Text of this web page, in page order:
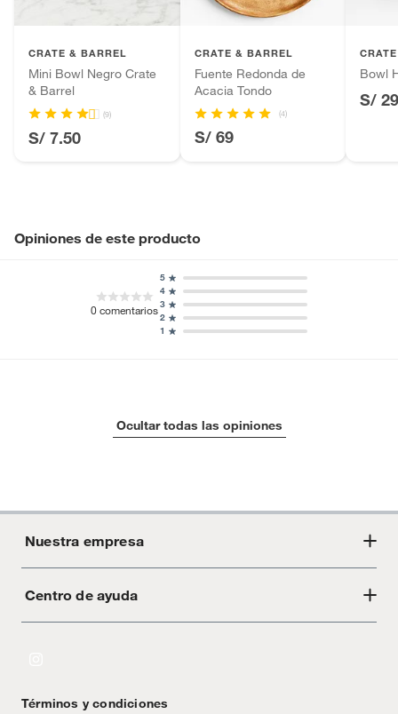
CRATE & BARREL
Mini Bowl Negro Crate
& Barrel
(9)
S/ 7.50
CRATE & BARREL
Fuente Redonda de
Acacia Tondo
(4)
S/ 69
Bowl
S/
Opiniones de este producto
0comentarios
1
2
3
4
5
Ocultar todas las opiniones
Nuestra empresa
Acerca de Crate
Centro de ayuda
Términos y condiciones